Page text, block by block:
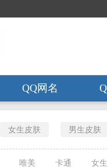
QQ网名
女生皮肤 男生皮肤
唯美 卡通 女生